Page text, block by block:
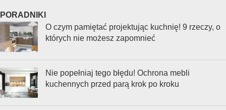
PORADNIKI
O czym pamiętać projektując kuchnię! 9 rzeczy, o
których nie możesz zapomnieć
Nie popełniaj tego błędu! Ochrona mebli
kuchennych przed parą krok po kroku